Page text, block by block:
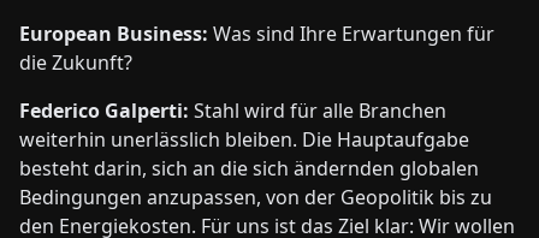
European Business: Was sind Ihre Erwartungen für
die Zukunft?
Federico Galperti: Stahl wird für alle Branchen
weiterhin unerlässlich bleiben. Die Hauptaufgabe
besteht darin, sich an die sich ändernden globalen
Bedingungen anzupassen, von der Geopolitik bis zu
den Energiekosten. Für uns ist das Ziel klar: Wir wollen